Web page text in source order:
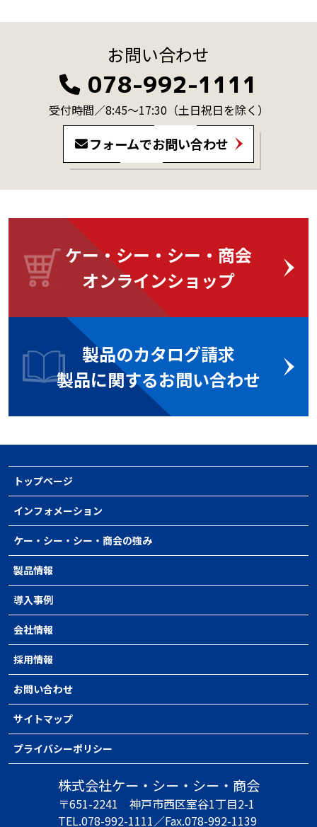
お問い合わせ
078-992-1111
受付時間／8:45～17:30（土日祝日を除く）
フォームでお問い合わせ
ケー・シー・シー・商会
オンラインショップ
製品のカタログ請求
製品に関するお問い合わせ
トップページ
インフォメーション
ケー・シー・シー・商会の強み
製品情報
導入事例
会社情報
採用情報
お問い合わせ
サイトマップ
プライバシーポリシー
株式会社ケー・シー・シー・商会
〒651-2241 神戸市西区室谷1丁目2-1
TEL.078-992-1111／Fax.078-992-1139